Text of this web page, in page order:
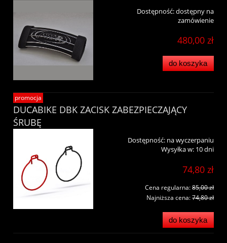
Dostępność:dostępny na
zamówienie
480,00 zł
do koszyka
DUCABIKE DBK ZACISK ZABEZPIECZAJĄCY
ŚRUBĘ
Dostępność: na wyczerpaniu
Wysyłka w: 10 dni
74,80 zł
Cena regularna:85,00 zł
Najniższa cena:74,80 zł
do koszyka
promocja